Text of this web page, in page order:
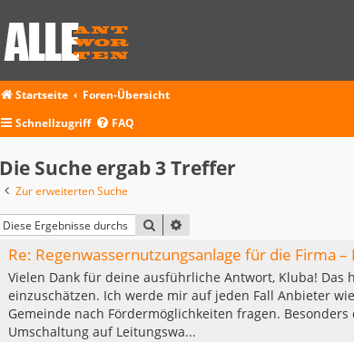
Startseite
Foren-Übersicht
Schnellzugriff
FAQ
Die Suche ergab 3 Treffer
Zur erweiterten Suche
SUCHE
Re: Regenwassernutzungsanlage für die Firma
Vielen Dank für deine ausführliche Antwort, Kluba! Das
einzuschätzen. Ich werde mir auf jeden Fall Anbieter
Gemeinde nach Fördermöglichkeiten fragen.
Umschaltung auf Leitungswa...